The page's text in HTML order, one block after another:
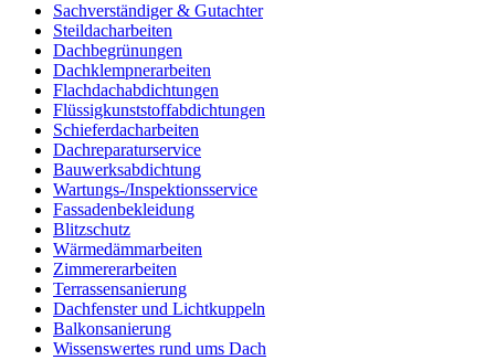
Sachverständiger & Gutachter
Steildacharbeiten
Dachbegrünungen
Dachklempnerarbeiten
Flachdachabdichtungen
Flüssigkunststoffabdichtungen
Schieferdacharbeiten
Dachreparaturservice
Bauwerksabdichtung
Wartungs-/Inspektionsservice
Fassadenbekleidung
Blitzschutz
Wärmedämmarbeiten
Zimmererarbeiten
Terrassensanierung
Dachfenster und Lichtkuppeln
Balkonsanierung
Wissenswertes rund ums Dach